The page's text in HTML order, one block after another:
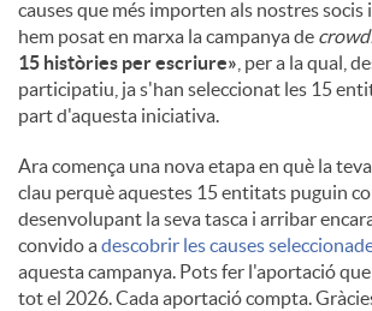
causes que més importen als nostres socis
hem posat en marxa la campanya de
15 històries per escriure» , per a la qual,
participatiu, ja s'han seleccionat les 15
part d'aquesta iniciativa.
Ara comença una nova etapa en què la
clau perquè aquestes 15 entitats puguin
desenvolupant la seva tasca i arribar
convido adescobrir les causes
aquesta campanya. Pots fer l'aportació
tot el 2026. Cada aportació compta.